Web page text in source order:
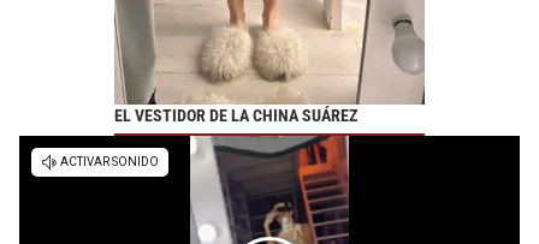
EL VESTIDOR DE LA CHINA SUÁREZ